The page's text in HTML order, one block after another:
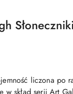
liczona po